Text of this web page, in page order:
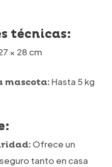
técnicas:
× 28 cm
mascota: Hasta 5 kg
Ofrece un
tanto en casa